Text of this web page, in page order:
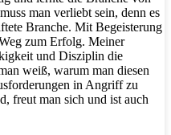
man verliebt sein, denn es
Branche. Mit Begeisterung
zum Erfolg. Meiner
und Disziplin die
weiß, warum man diesen
in Angriff zu
freut man sich und ist auch